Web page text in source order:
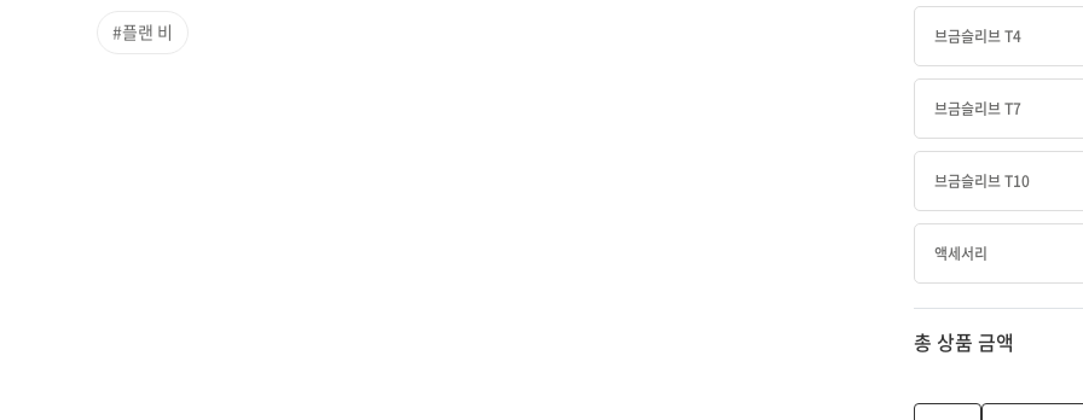
#플랜 비 브금슬리브 T4
브금슬리브 T7
브금슬리브 T10
액세서리
총 상품 금액